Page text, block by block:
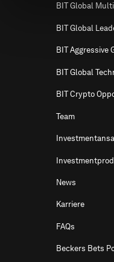
BIT Global
BIT Global
BIT Aggressive
BIT Global
BIT Crypto
Team
News
Karriere
FAQs
Beckers Bets